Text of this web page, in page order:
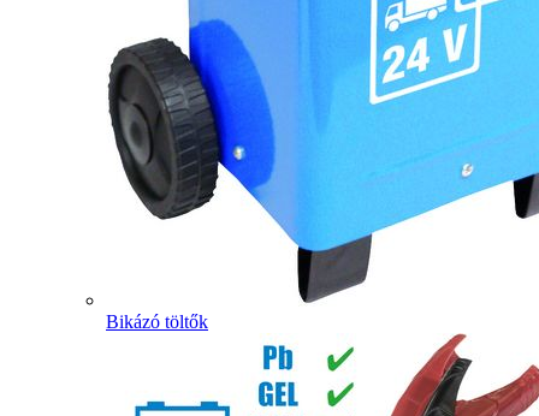
Bikázó töltők